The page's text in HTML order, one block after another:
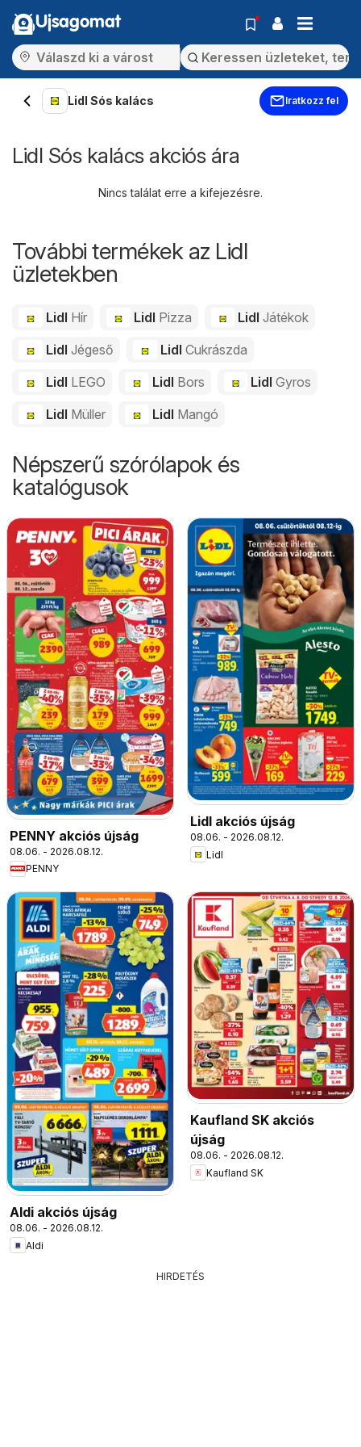
Ujsagomat
Lidl Sós kalács Iratkozz fel
Lidl Sós kalács akciós ára
Nincs találat erre a kifejezésre.
További termékek az Lidl
üzletekben
Lidl Hír Lidl Pizza LidlJátékok
Lidl Jégeső Lidl Cukrászda
Lidl LEGO Lidl Bors LidlGyros
Lidl Müller Lidl Mangó
Népszerű szórólapok és
katalógusok
PENNY akciós újság
08.06. - 2026.08.12.
PENNY
Lidl akciós újság
08.06. - 2026.08.12.
Lidl
Aldi akciós újság
08.06. - 2026.08.12.
Aldi
Kaufland SK akciós
újság
08.06. - 2026.08.12.
Kaufland SK
HIRDETÉS